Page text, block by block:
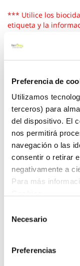
Preferencia de
Utilizamos
terceros) para
del dispositivo. El
nos permitirá
navegación o las
consentir o retirar
negativamente a
Para más
Necesario
Preferencias
*** Utilice los
etiqueta y la
Click&Collect -
en nuestras